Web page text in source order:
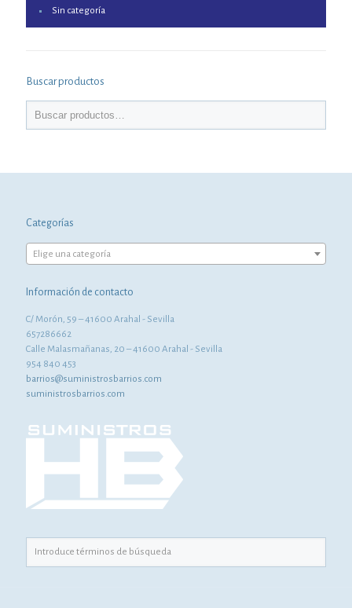
Sin categoría
Buscar productos
Categorías
Elige una categoría
Información de contacto
C/ Morón, 59 – 41600 Arahal - Sevilla
657286662
Calle Malasmañanas, 20 – 41600 Arahal - Sevilla
954 840 453
barrios@suministrosbarrios.com
suministrosbarrios.com